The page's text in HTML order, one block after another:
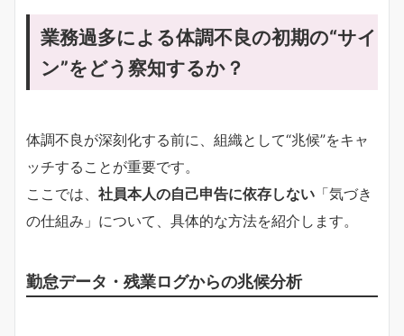
業務過多による体調不良の初期の“サイ
ン”をどう察知するか？
体調不良が深刻化する前に、組織として“兆候”をキャ
ッチすることが重要です。
ここでは、 社員本人の自己申告に依存しない 「気づき
の仕組み」について、具体的な方法を紹介します。
勤怠データ・残業ログからの兆候分析